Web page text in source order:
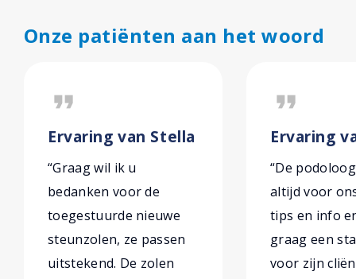
Onze patiënten aan het woord
format_quote
Ervaring van Stella
“Graag wil ik u
bedanken voor de
toegestuurde nieuwe
steunzolen, ze passen
uitstekend. De zolen
format_quote
Ervaring
“De
altijd voor
tips en info
graag een
voor zijn